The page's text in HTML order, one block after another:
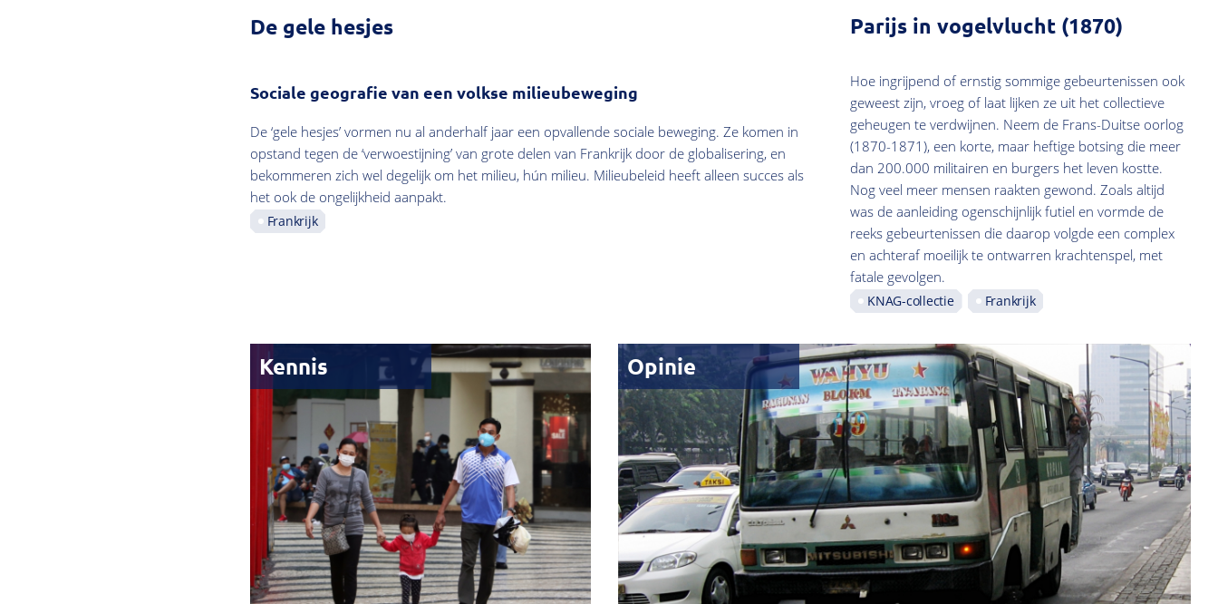
De gele hesjes
Sociale geografie van een volkse milieubeweging
De ‘gele hesjes’ vormen nu al anderhalf jaar een opvallende sociale beweging. Ze komen in
opstand tegen de ‘verwoestijning’ van grote delen van Frankrijk door de globalisering, en
bekommeren zich wel degelijk om het milieu, hún milieu. Milieubeleid heeft alleen succes als
het ook de ongelijkheid aanpakt.
Frankrijk
Parijs in vogelvlucht (1870)
Hoe ingrijpend of ernstig sommige gebeurtenissen ook
geweest zijn, vroeg of laat lijken ze uit het collectieve
geheugen te verdwijnen. Neem de Frans-Duitse oorlog
(1870-1871), een korte, maar heftige botsing die meer
dan 200.000 militairen en burgers het leven kostte.
Nog veel meer mensen raakten gewond. Zoals altijd
was de aanleiding ogenschijnlijk futiel en vormde de
reeks gebeurtenissen die daarop volgde een complex
en achteraf moeilijk te ontwarren krachtenspel, met
fatale gevolgen.
KNAG-collectie Frankrijk
Kennis Opinie